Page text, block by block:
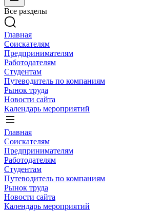
Все разделы
Главная
Соискателям
Предпринимателям
Работодателям
Студентам
Путеводитель по компаниям
Рынок труда
Новости сайта
Календарь мероприятий
Главная
Соискателям
Предпринимателям
Работодателям
Студентам
Путеводитель по компаниям
Рынок труда
Новости сайта
Календарь мероприятий